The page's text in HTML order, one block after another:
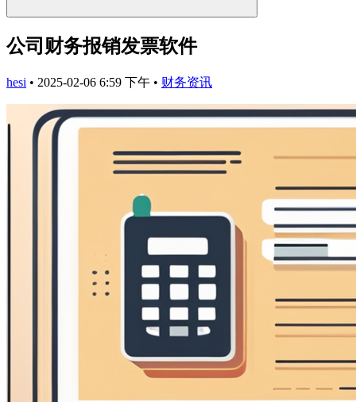
公司财务报销发票软件
hesi • 2025-02-06 6:59 下午 • 财务资讯